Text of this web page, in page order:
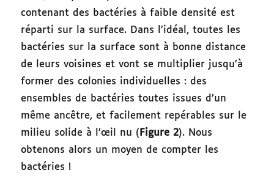
contenant des bactéries à faible densité est
réparti sur la surface. Dans l’idéal, toutes les
bactéries sur la surface sont à bonne distance
de leurs voisines et vont se multiplier jusqu’à
former des colonies individuelles : des
ensembles de bactéries toutes issues d’un
même ancêtre, et facilement repérables sur le
milieu solide à l’œil nu ( Figure 2). Nous
obtenons alors un moyen de compter les
bactéries !